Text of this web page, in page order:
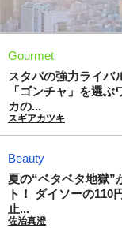
Gourmet
スタバの強力ライバ
「ゴンチャ」を選ぶ
カの...
スギアカツキ
Beauty
夏の“ベタベタ地獄”
ト！ ダイソーの110
止...
佐治真澄